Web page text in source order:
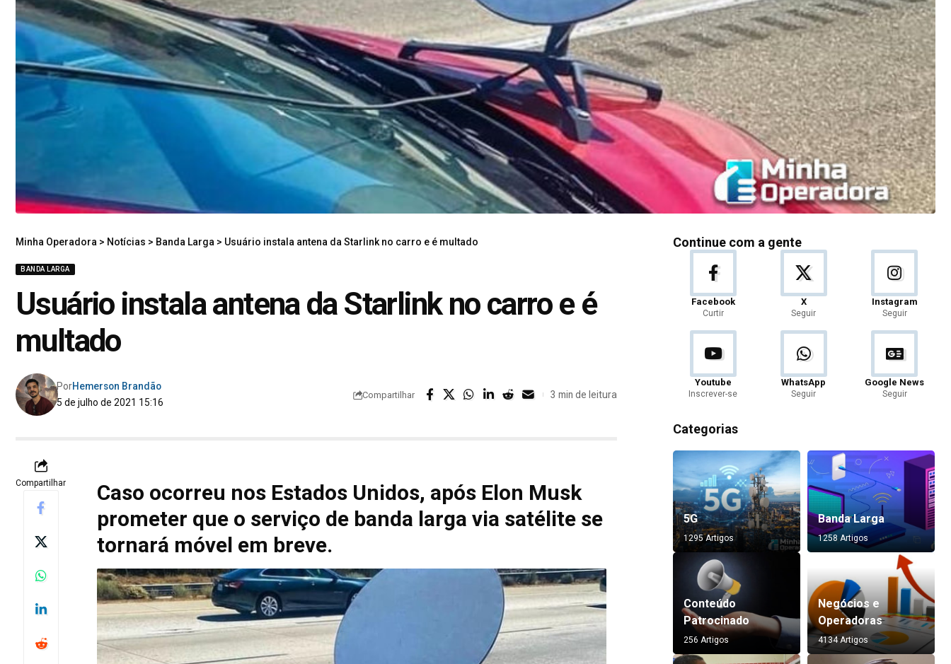
Minha Operadora > Notícias > Banda Larga > Usuário instala antena da Starlink no carro e é multado
BANDA LARGA
Usuário instala antena da Starlink no carro e é
multado
5 de julho de 2021 15:16
PorHemerson Brandão
Compartilhar 3 min de leitura
Compartilhar
Caso ocorreu nos Estados Unidos, após Elon Musk
prometer que o serviço de banda larga via satélite se
tornará móvel em breve.
Continue com a gente
Facebook
Curtir
X
Seguir
Instagram
Seguir
Youtube
Inscrever-se
WhatsApp
Seguir
Google News
Seguir
Categorias
5G
1295 Artigos
Banda Larga
1258 Artigos
Conteúdo
Patrocinado
256 Artigos
Negócios e
Operadoras
4134 Artigos